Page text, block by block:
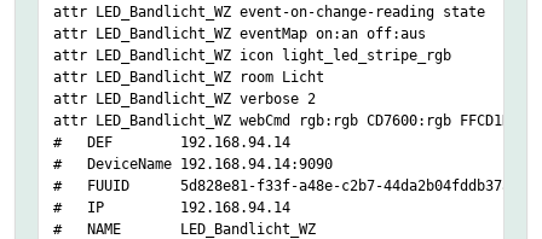
attr LED_Bandlicht_WZ event-on-change-reading state
attr LED_Bandlicht_WZ eventMap on:an off:aus
attr LED_Bandlicht_WZ icon light_led_stripe_rgb
attr LED_Bandlicht_WZ room Licht
attr LED_Bandlicht_WZ verbose 2
attr LED_Bandlicht_WZ webCmd rgb:rgb CD7600:rgb
# DEF 192.168.94.14
# DeviceName 192.168.94.14:9090
# FUUID 5d828e81-f33f-a48e-c2b7-44da2b04fddb37aa
# IP 192.168.94.14
# NAME LED_Bandlicht_WZ